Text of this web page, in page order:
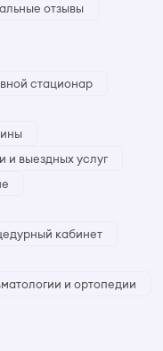
отзывы
стационар
и выездных услуг
кабинет
и ортопедии